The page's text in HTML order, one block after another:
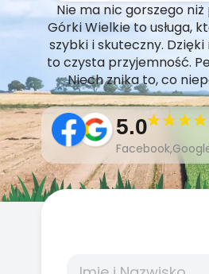
Nie ma nic gorszego
Górki Wielkie to usługa,
szybki i skuteczny.
to czysta przyjemność.
Niech znika to, co
5.0